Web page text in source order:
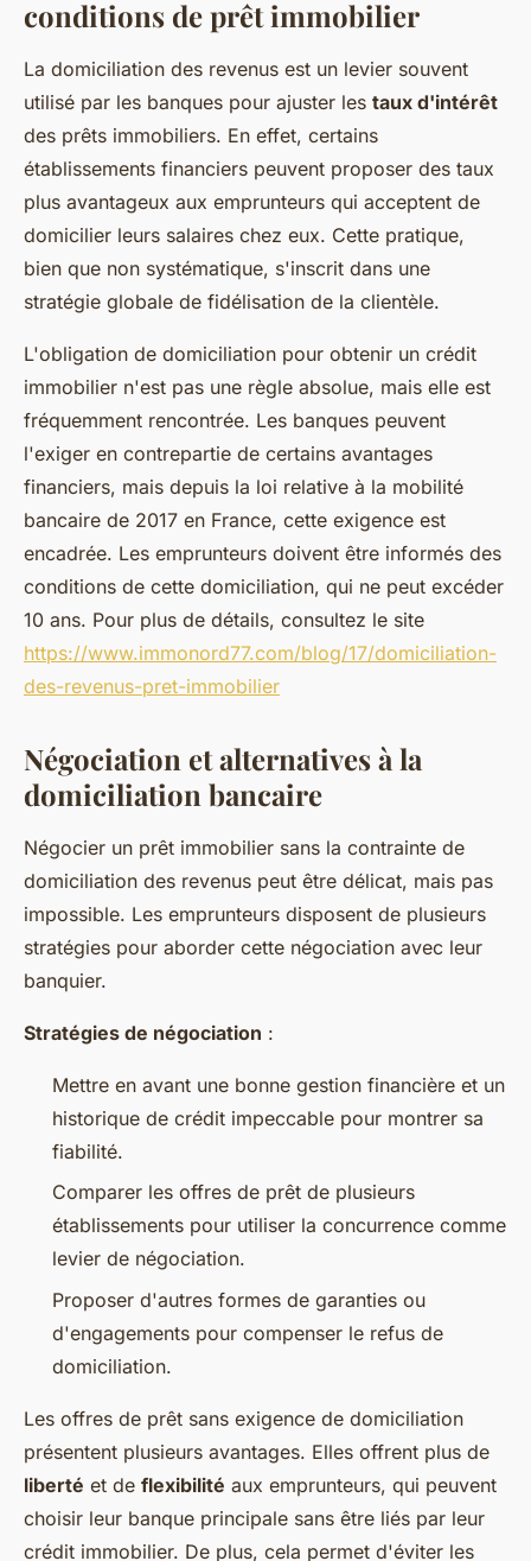
conditions de prêt immobilier
La domiciliation des revenus est un levier souvent
utilisé par les banques pour ajuster les taux d'intérêt
des prêts immobiliers. En effet, certains
établissements financiers peuvent proposer des taux
plus avantageux aux emprunteurs qui acceptent de
domicilier leurs salaires chez eux. Cette pratique,
bien que non systématique, s'inscrit dans une
stratégie globale de fidélisation de la clientèle.
L'obligation de domiciliation pour obtenir un crédit
immobilier n'est pas une règle absolue, mais elle est
fréquemment rencontrée. Les banques peuvent
l'exiger en contrepartie de certains avantages
financiers, mais depuis la loi relative à la mobilité
bancaire de 2017 en France, cette exigence est
encadrée. Les emprunteurs doivent être informés des
conditions de cette domiciliation, qui ne peut excéder
10 ans. Pour plus de détails, consultez le site
https://www.immonord77.com/blog/17/domiciliation-
des-revenus-pret-immobilier
Négociation et alternatives à la
domiciliation bancaire
Négocier un prêt immobilier sans la contrainte de
domiciliation des revenus peut être délicat, mais pas
impossible. Les emprunteurs disposent de plusieurs
stratégies pour aborder cette négociation avec leur
banquier.
Stratégies de négociation :
Mettre en avant une bonne gestion financière et un
historique de crédit impeccable pour montrer sa
fiabilité.
Comparer les offres de prêt de plusieurs
établissements pour utiliser la concurrence comme
levier de négociation.
Proposer d'autres formes de garanties ou
d'engagements pour compenser le refus de
domiciliation.
Les offres de prêt sans exigence de domiciliation
présentent plusieurs avantages. Elles offrent plus de
liberté et de flexibilité aux emprunteurs, qui peuvent
choisir leur banque principale sans être liés par leur
crédit immobilier. De plus, cela permet d'éviter les